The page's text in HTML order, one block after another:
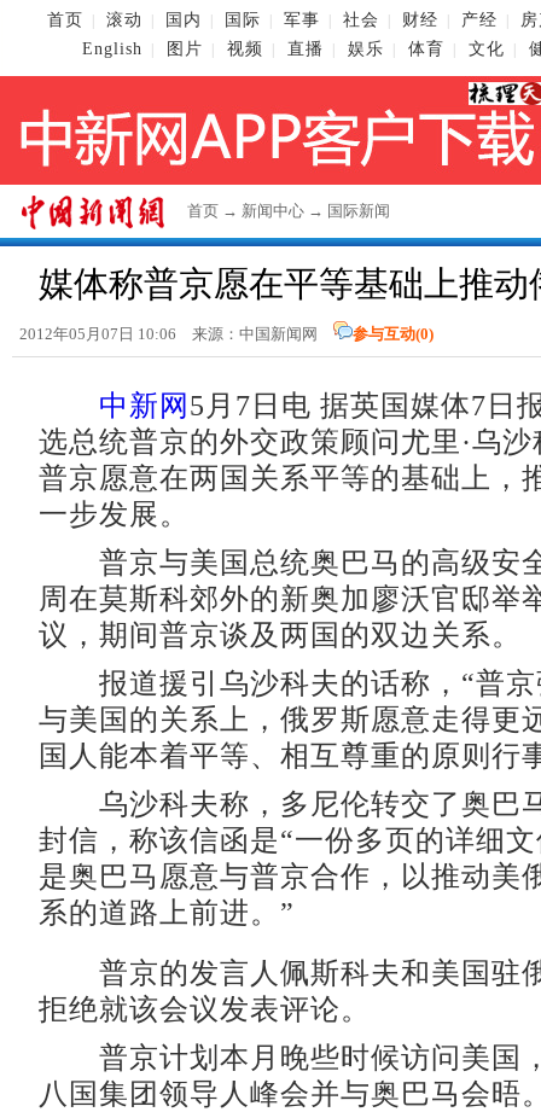
首页 滚动 国内 国际 军事 社会 财经 产经
English
图片 视频 直播 娱乐 体育 文化
首页 → 新闻中心 → 国际新闻
媒体称普京愿在平等基础上推
2012年05月07日 10:06 来源： 中国新闻网 参与互动(0)
中新网 5月7日电 据英国媒体7日
选总统普京的外交政策顾问尤里·乌
普京愿意在两国关系平等的基础上，
一步发展。
普京与美国总统奥巴马的高级安
周在莫斯科郊外的新奥加廖沃官邸举
议，期间普京谈及两国的双边关系。
报道援引乌沙科夫的话称，“普京
与美国的关系上，俄罗斯愿意走得更
国人能本着平等、相互尊重的原则行
乌沙科夫称，多尼伦转交了奥巴
封信，称该信函是“一份多页的详细
是奥巴马愿意与普京合作，以推动美
系的道路上前进。”
普京的发言人佩斯科夫和美国驻
拒绝就该会议发表评论。
普京计划本月晚些时候访问美国
八国集团领导人峰会并与奥巴马会晤